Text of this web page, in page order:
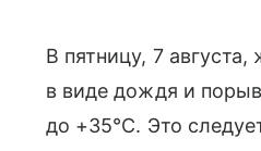
В пятницу, 7
в виде дождя и
до +35°C. Это